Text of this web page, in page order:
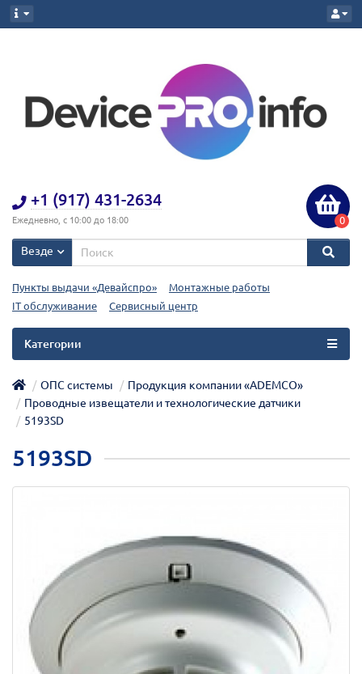
+1 (917) 431-2634
Ежедневно, с 10:00 до 18:00 0
Везде
Пункты выдачи «Девайспро»
Монтажные работы
IT обслуживание
Сервисный центр
Категории
ОПС системы
Продукция компании «ADEMCO»
Проводные извещатели и технологические датчики
5193SD
5193SD